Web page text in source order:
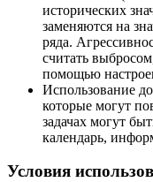
исторических
заменяются на
ряда.
считать
помощью
Использование
которые могут
задачах могут
календарь,
Условия